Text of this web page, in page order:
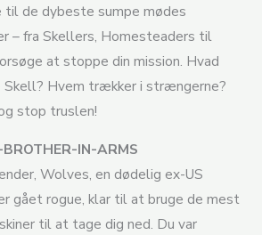
de dybeste sumpe mødes
– fra Skellers, Homesteaders til
at stoppe din mission. Hvad
Skell? Hvem trækker i strængerne?
stop truslen!
IN-ARMS
Wolves, en dødelig ex-US
gået rogue, klar til at bruge de mest
til at tage dig ned. Du var